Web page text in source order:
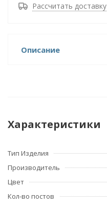
Рассчитать доставку
Описание
Характеристики
Тип Изделия
Производитель
Цвет
Кол-во постов